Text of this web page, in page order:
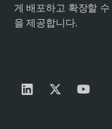
게 배포하고 확장할
을 제공합니다.